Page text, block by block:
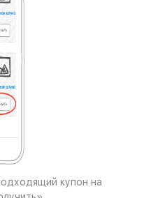
купон на